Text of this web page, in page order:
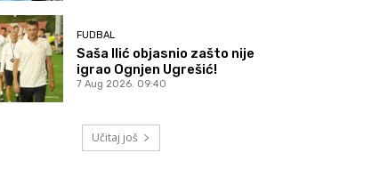
FUDBAL
Saša Ilić objasnio zašto nije
igrao Ognjen Ugrešić!
7 Aug 2026. 09:40
Učitaj još